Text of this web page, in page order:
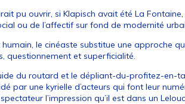
pu ouvrir, si Klapisch avait été La
ou de l’affectif sur fond de modernité
le cinéaste substitue une approche
questionnement et superficialité.
du routard et le dépliant-du-profitez-en-
par une kyrielle d’acteurs qui font leur
l’impression qu’il est dans un